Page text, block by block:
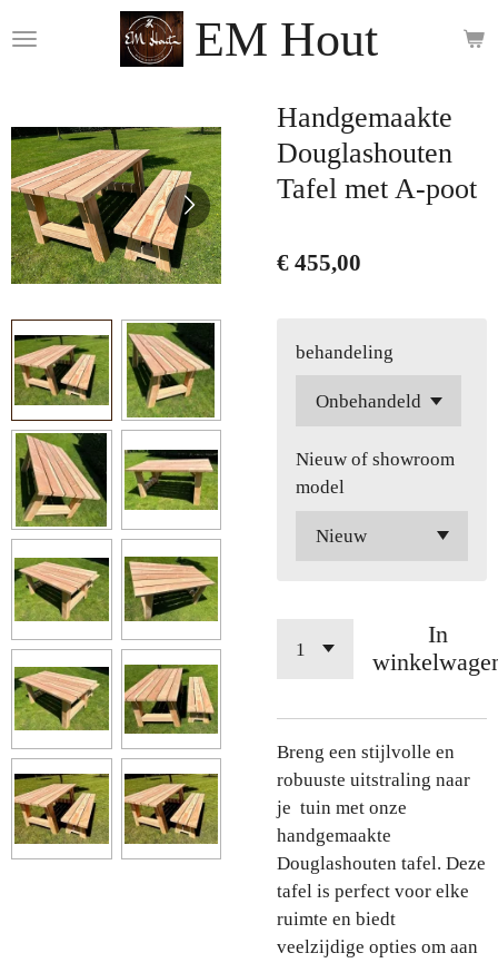
direct
hoofdinhoud
EM Hout
Handgemaakte
Douglashouten
Tafel met A-poot
€ 455,00
behandeling
Nieuw of showroom
model
In
Breng een stijlvolle en
robuuste uitstraling naar
je tuin met onze
handgemaakte
Douglashouten tafel. Deze
tafel is perfect voor elke
ruimte en biedt
veelzijdige opties om aan